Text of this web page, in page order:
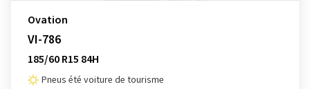
Ovation
VI-786
185/60 R15 84H
Pneus été voiture de tourisme